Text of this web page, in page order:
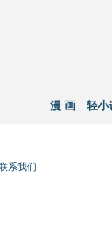
漫 画 轻小
系我们